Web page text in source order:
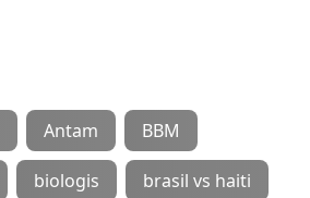
Antam BBM
biologis brasil vs haiti